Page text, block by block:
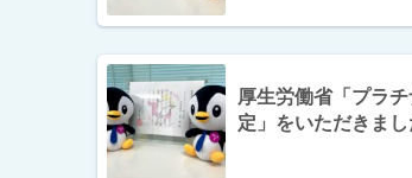
厚生労働省「プラ
定」をいただきまし